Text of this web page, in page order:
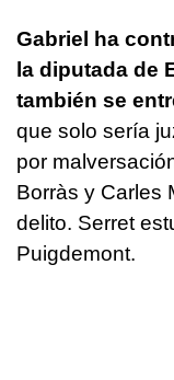
Gabriel ha
la diputada de
también se
que solo sería
por
Borràs y Carles
delito. Serret
Puigdemont.